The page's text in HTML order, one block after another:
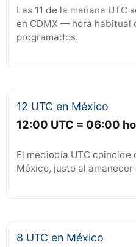
Las 11 de la mañana UTC
en CDMX — hora habitual
programados.
12 UTC en México
12:00 UTC = 06:00
El mediodía UTC coincide
México, justo al amanecer
8 UTC en México